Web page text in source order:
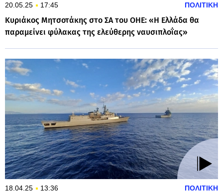
20.05.25 17:45 ΠΟΛΙΤΙΚΗ
Κυριάκος Μητσοτάκης στο ΣΑ του ΟΗΕ: «Η Ελλάδα θα
παραμείνει φύλακας της ελεύθερης ναυσιπλοΐας»
18.04.25 13:36 ΠΟΛΙΤΙΚΗ